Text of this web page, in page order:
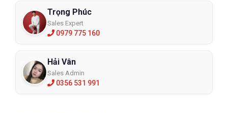
Trọng Phúc
Sales Expert
0979 775 160
Hải Vân
Sales Admin
0356 531 991